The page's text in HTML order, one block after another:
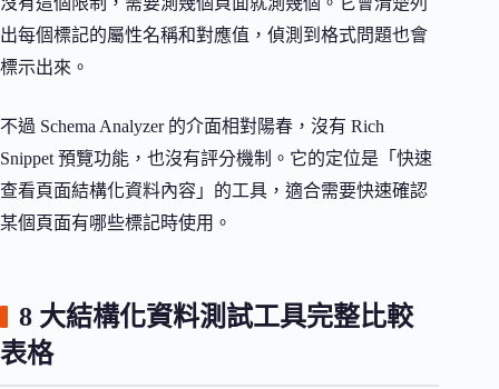
出每個標記的屬性名稱和對應值，偵測到格式問題也會
標示出來。
不過 Schema Analyzer 的介面相對陽春，沒有 Rich
Snippet 預覽功能，也沒有評分機制。它的定位是「快速
查看頁面結構化資料內容」的工具，適合需要快速確認
某個頁面有哪些標記時使用。
8 大結構化資料測試工具完整比較
表格